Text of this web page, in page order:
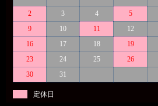
2
3 4 5
9
10 11 12
16
17 18 19
23
24 25 26
30
31
定休日